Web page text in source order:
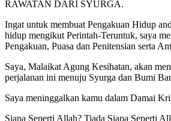
RAWATAN DARI SYURGA.
Ingat untuk membuat Pengakuan Hidup
hidup mengikut Perintah-Teruntuk, saya
Pengakuan, Puasa dan Penitensian serta
Saya, Malaikat Agung Kesihatan, akan
perjalanan ini menuju Syurga dan Bumi
Saya meninggalkan kamu dalam Damai
Siapa Seperti Allah? Tiada Siapa Seperti